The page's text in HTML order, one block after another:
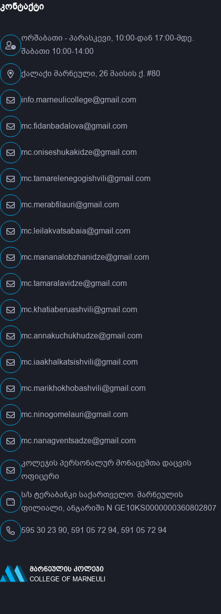
კონტაქტი
ორშაბათი - პარასკევი, 10:00-დან 17:00-მდე.
შაბათი 10:00-14:00
ქალაქი მარნეული, 26 მაისის ქ. #80
info.marneulicollege@gmail.com
mc.fidanbadalova@gmail.com
mc.oniseshukakidze@gmail.com
mc.tamarelenegogishvili@gmail.com
mc.merabfilauri@gmail.com
mc.leilakvatsabaia@gmail.com
mc.mananalobzhanidze@gmail.com
mc.tamaralavidze@gmail.com
mc.khatiaberuashvili@gmail.com
mc.annakuchukhudze@gmail.com
mc.iaakhalkatsishvili@gmail.com
mc.marikhokhobashvili@gmail.com
mc.ninogomelauri@gmail.com
mc.nanagventsadze@gmail.com
კოლეჯის პერსონალურ მონაცემთა დაცვის
ოფიცერი
ს/ს ტერაბანკი საქართველო. მარნეულის
ფილიალი, ანგარიში N GE10KS0000000360802807
595 30 23 90, 591 05 72 94, 591 05 72 94
ᲛᲐᲠᲜᲔᲣᲚᲘᲡ ᲙᲝᲚᲔᲯᲘ
COLLEGE OF MARNEULI